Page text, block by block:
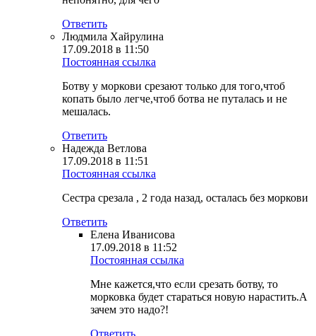
Ответить
Людмила Хайрулина
17.09.2018 в 11:50
Постоянная ссылка
Ботву у моркови срезают только для того,чтоб
копать было легче,чтоб ботва не путалась и не
мешалась.
Ответить
Надежда Ветлова
17.09.2018 в 11:51
Постоянная ссылка
Сестра срезала , 2 года назад, осталась без моркови
Ответить
Елена Иванисова
17.09.2018 в 11:52
Постоянная ссылка
Мне кажется,что если срезать ботву, то
морковка будет стараться новую нарастить.А
зачем это надо?!
Ответить